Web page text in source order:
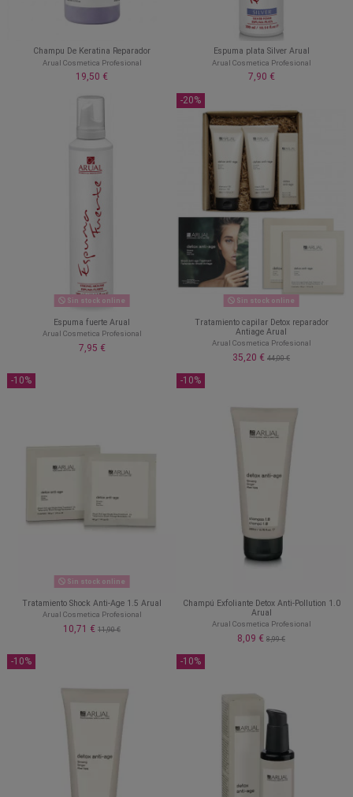
Champu De Keratina Reparador
Arual Cosmetica Profesional
19,50 €
Espuma plata Silver Arual
Arual Cosmetica Profesional
7,90 €
Sin stock online
Espuma fuerte Arual
Arual Cosmetica Profesional
7,95 €
-20%
Sin stock online
Tratamiento capilar Detox reparador
Antiage Arual
Arual Cosmetica Profesional
35,20 € 44,00 €
-10%
Sin stock online
Tratamiento Shock Anti-Age 1.5 Arual
Arual Cosmetica Profesional
10,71 € 11,90 €
-10%
Champú Exfoliante Detox Anti-Pollution 1.0
Arual
Arual Cosmetica Profesional
8,09 € 8,99 €
-10% -10%